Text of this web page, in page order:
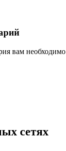
вам необходимо
сетях